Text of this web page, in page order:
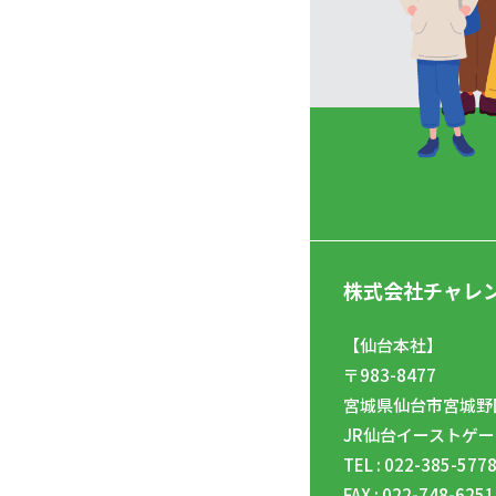
株式会社チャレ
【仙台本社】
〒983-8477
宮城県仙台市宮城
JR仙台イーストゲ
TEL : 022-385-5778